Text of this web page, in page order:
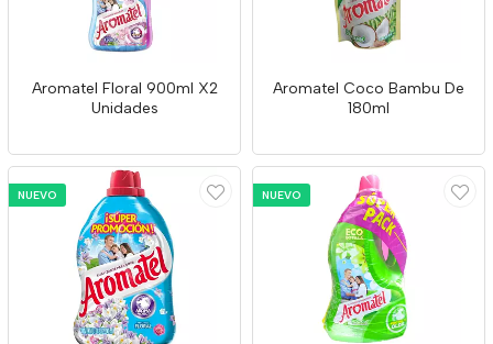
Aromatel Floral 900ml X2
Unidades
Aromatel Coco Bambu De
180ml
NUEVO NUEVO